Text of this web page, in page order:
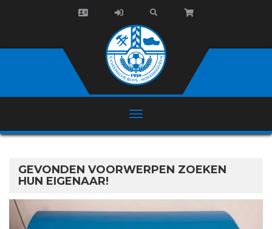
GEVONDEN VOORWERPEN ZOEKEN
HUN EIGENAAR!